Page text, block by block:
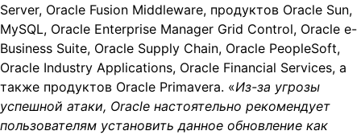
Server, Oracle Fusion Middleware, продуктов Oracle Sun,
MySQL, Oracle Enterprise Manager Grid Control, Oracle e-
Business Suite, Oracle Supply Chain, Oracle PeopleSoft,
Oracle Industry Applications, Oracle Financial Services, а
также продуктов Oracle Primavera. «Из-за угрозы
успешной атаки, Oracle настоятельно рекомендует
пользователям установить данное обновление как